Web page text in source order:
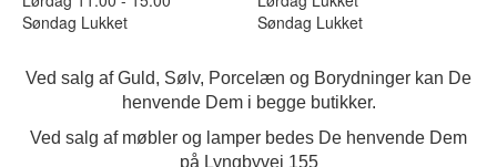
Søndag Lukket
Søndag Lukket
Ved salg af Guld, Sølv, Porcelæn og Borydninger kan De
henvende Dem i begge butikker.
Ved salg af møbler og lamper bedes De henvende Dem
på Lyngbyvej 155